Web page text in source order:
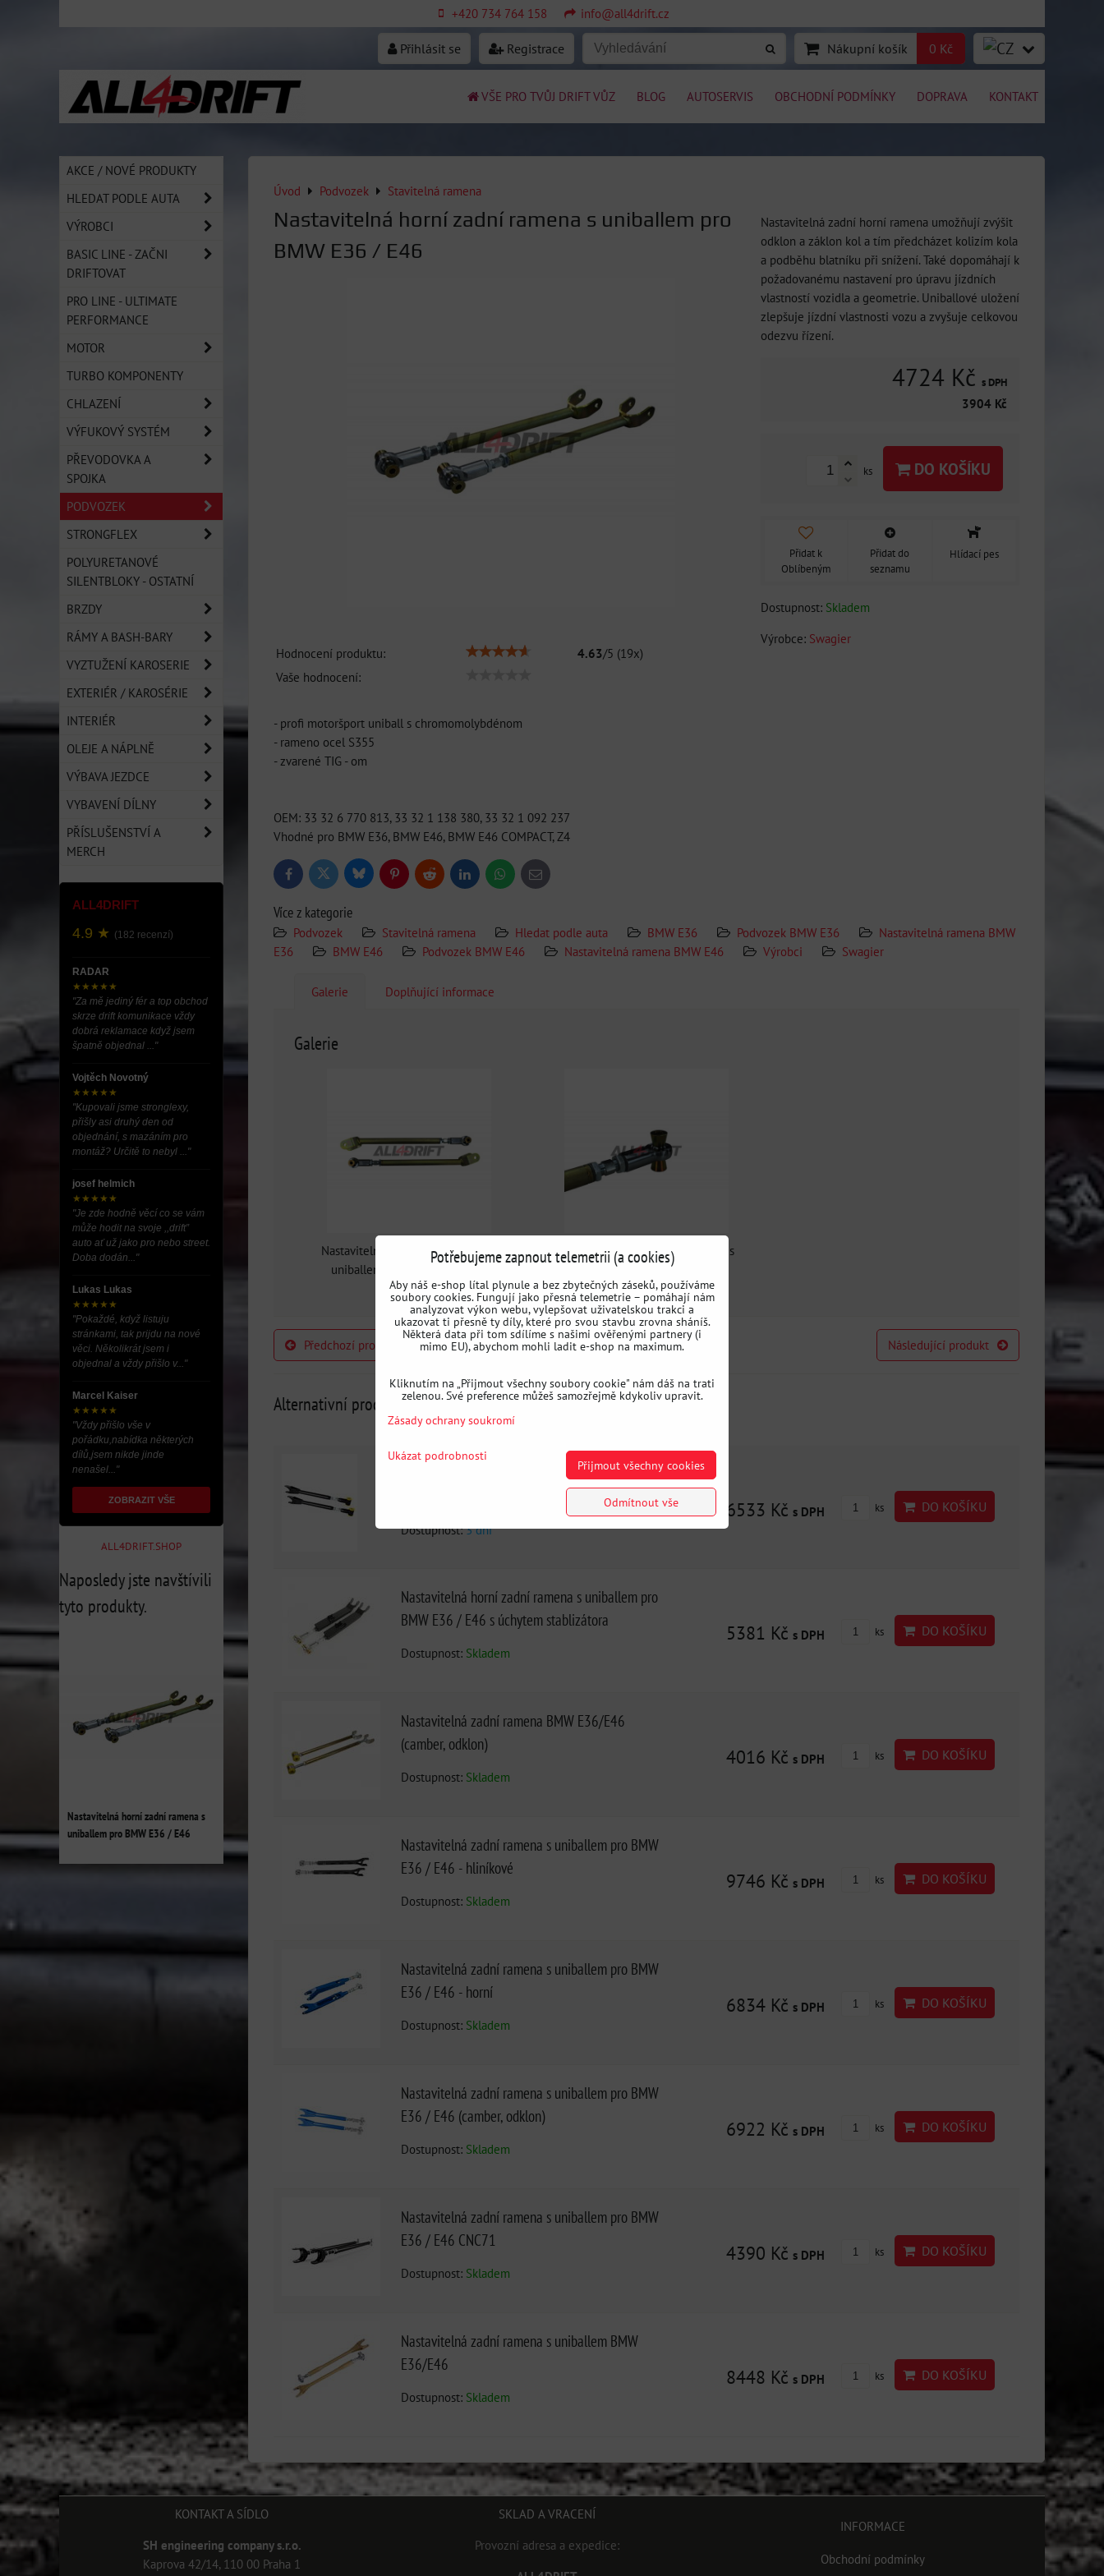
+420 734 764 158 info@all4drift.cz
Přihlásit se Registrace Nákupní košík 0 Kč
VŠE PRO TVŮJ DRIFT VŮZ BLOG AUTOSERVIS OBCHODNÍ PODMÍNKY DOPRAVA KONTAKT
Úvod Podvozek Stavitelná ramena
Nastavitelná horní zadní ramena s uniballem pro
BMW E36 / E46
Hodnocení produktu: 4.63/5 (19x)
Vaše hodnocení:
Nastavitelná zadní horní ramena umožňují zvýšit
odklon a záklon kol a tím předcházet kolizím kola
a podběhu blatníku při snížení. Také dopomáhají k
požadovanému nastavení pro úpravu jízdních
vlastností vozidla a geometrie. Uniballové uložení
zlepšuje jízdní vlastnosti vozu a zvyšuje celkovou
odezvu řízení.
4724 Kč s DPH
3904 Kč
ks DO KOŠÍKU
Přidat k
Oblíbeným
Přidat do
seznamu
Hlídací pes
Dostupnost: Skladem
Výrobce: Swagier
- profi motoršport uniball s chromomolybdénom
- rameno ocel S355
- zvarené TIG - om
OEM: 33 32 6 770 813, 33 32 1 138 380, 33 32 1 092 237
Vhodné pro BMW E36, BMW E46, BMW E46 COMPACT, Z4
FacebookTwitter BlueskyPinterestReddit LinkedInWhatsApp
E-
mail
Více z kategorie
Podvozek Stavitelná ramena Hledat podle auta BMW E36 Podvozek BMW E36
Nastavitelná ramena BMW
E36
BMW E46 Podvozek BMW E46 Nastavitelná ramena BMW E46 Výrobci Swagier
Galerie Doplňující informace
Galerie
Nastavitelná horní zadní ramena s
uniballem pro BMW E36 / E46
Nastavitelná horní zadní ramena s
uniballem pro BMW E36 / E46
Předchozí produkt Následující produkt
Alternativní produkty
Nastavitelná zadní ramena pro odklon a záklon
Dostupnost:3 dni
6533 Kč s DPH ks DO KOŠÍKU
Nastavitelná horní zadní ramena s uniballem pro
BMW E36 / E46 s úchytem stablizátora
Dostupnost: Skladem
5381 Kč s DPH ks DO KOŠÍKU
Nastavitelná zadní ramena BMW E36/E46
(camber, odklon)
Dostupnost: Skladem
4016 Kč s DPH ks DO KOŠÍKU
Nastavitelná zadní ramena s uniballem pro BMW
E36 / E46 - hliníkové
Dostupnost: Skladem
9746 Kč s DPH ks DO KOŠÍKU
Nastavitelná zadní ramena s uniballem pro BMW
E36 / E46 - horní
Dostupnost: Skladem
6834 Kč s DPH ks DO KOŠÍKU
Nastavitelná zadní ramena s uniballem pro BMW
E36 / E46 (camber, odklon)
Dostupnost: Skladem
6922 Kč s DPH ks DO KOŠÍKU
Nastavitelná zadní ramena s uniballem pro BMW
E36 / E46 CNC71
Dostupnost: Skladem
4390 Kč s DPH ks DO KOŠÍKU
Nastavitelná zadní ramena s uniballem BMW
E36/E46
Dostupnost: Skladem
8448 Kč s DPH ks DO KOŠÍKU
AKCE / NOVÉ PRODUKTY
HLEDAT PODLE AUTA
VÝROBCI
BASIC LINE - ZAČNI
DRIFTOVAT
PRO LINE - ULTIMATE
PERFORMANCE
MOTOR
TURBO KOMPONENTY
CHLAZENÍ
VÝFUKOVÝ SYSTÉM
PŘEVODOVKA A
SPOJKA
PODVOZEK
STRONGFLEX
POLYURETANOVÉ
SILENTBLOKY - OSTATNÍ
BRZDY
RÁMY A BASH-BARY
VYZTUŽENÍ KAROSERIE
EXTERIÉR / KAROSÉRIE
INTERIÉR
OLEJE A NÁPLNĚ
VÝBAVA JEZDCE
VYBAVENÍ DÍLNY
PŘÍSLUŠENSTVÍ A
MERCH
ALL4DRIFT
4.9 ★ (182 recenzí)
RADAR
★★★★★
"Za mě jediný fér a top obchod
skrze drift komunikace vždy
dobrá reklamace když jsem
špatně objednal ..."
Vojtěch Novotný
★★★★★
"Kupovali jsme stronglexy,
přišly asi druhý den od
objednání, s mazáním pro
montáž? Určitě to nebyl ..."
josef helmich
★★★★★
"Je zde hodně věcí co se vám
může hodit na svoje ,,drift”
auto ať už jako pro nebo street.
Doba dodán..."
Lukas Lukas
★★★★★
"Pokaždé, když listuju
stránkami, tak prijdu na nové
věci. Několikrát jsem i
objednal a vždy přišlo v..."
Marcel Kaiser
★★★★★
"Vždy přišlo vše v
pořádku,nabídka některých
dílů,jsem nikde jinde
nenašel..."
ZOBRAZIT VŠE
ALL4DRIFT.SHOP
Naposledy jste navštívili
tyto produkty.
Nastavitelná horní zadní ramena s
uniballem pro BMW E36 / E46
KONTAKT A SÍDLO
SH engineering company s.r.o.
Kaprova 42/14, 110 00 Praha 1
SKLAD A VRACENÍ
Provozní adresa a expedice:
INFORMACE
Obchodní podmínky
Potřebujeme zapnout telemetrii (a cookies)
Aby náš e-shop lítal plynule a bez zbytečných záseků, používáme
soubory cookies. Fungují jako přesná telemetrie – pomáhají nám
analyzovat výkon webu, vylepšovat uživatelskou trakci a
ukazovat ti přesně ty díly, které pro svou stavbu zrovna sháníš.
Některá data při tom sdílíme s našimi ověřenými partnery (i
mimo EU), abychom mohli ladit e-shop na maximum.
Kliknutím na „Přijmout všechny soubory cookie" nám dáš na trati
zelenou. Své preference můžeš samozřejmě kdykoliv upravit.
Zásady ochrany soukromí
Ukázat podrobnosti
Přijmout všechny cookies
Odmítnout vše